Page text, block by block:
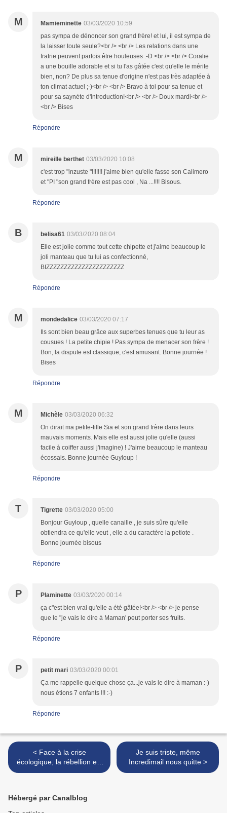
M Mamieminette 03/03/2020 10:59
pas sympa de dénoncer son grand frère! et lui, il est sympa de
la laisser toute seule?<br /> <br /> Les relations dans une
fratrie peuvent parfois être houleuses :-D <br /> <br /> Coralie
a une bouille adorable et si tu l'as gâtée c'est qu'elle le mérite
bien, non? De plus sa tenue d'origine n'est pas très adaptée à
ton climat actuel ;-)<br /> <br /> Bravo à toi pour sa tenue et
pour sa saynète d'introduction!<br /> <br /> Doux mardi<br />
<br /> Bises
Répondre
M mireille berthet 03/03/2020 10:08
c'est trop "inzuste "!!!!!!! j'aime bien qu'elle fasse son Calimero
et "PI "son grand frère est pas cool , Na ...!!!! Bisous.
Répondre
B belisa61 03/03/2020 08:04
Elle est jolie comme tout cette chipette et j'aime beaucoup le
joli manteau que tu lui as confectionné,
BIZZZZZZZZZZZZZZZZZZZZZZ
Répondre
M mondedalice 03/03/2020 07:17
Ils sont bien beau grâce aux superbes tenues que tu leur as
cousues ! La petite chipie ! Pas sympa de menacer son frère !
Bon, la dispute est classique, c'est amusant. Bonne journée !
Bises
Répondre
M Michèle 03/03/2020 06:32
On dirait ma petite-fille Sia et son grand frère dans leurs
mauvais moments. Mais elle est aussi jolie qu'elle (aussi
facile à coiffer aussi j'imagine) ! J'aime beaucoup le manteau
écossais. Bonne journée Guyloup !
Répondre
T Tigrette 03/03/2020 05:00
Bonjour Guyloup , quelle canaille , je suis sûre qu'elle
obtiendra ce qu'elle veut , elle a du caractère la petiote .
Bonne journée bisous
Répondre
P Plaminette 03/03/2020 00:14
ça c"est bien vrai qu'elle a été gâtée!<br /> <br /> je pense
que le "je vais le dire à Maman' peut porter ses fruits.
Répondre
P petit mari 03/03/2020 00:01
Ça me rappelle quelque chose ça...je vais le dire à maman :-)
nous étions 7 enfants !!! :-)
Répondre
< Face à la crise
écologique, la rébellion est
nécessaire (appel de 1000
Je suis triste, même
Incredimail nous quitte >
Hébergé par Canalblog